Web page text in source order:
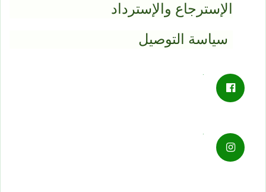
الإسترجاع والإسترداد
سياسة التوصيل
.
.